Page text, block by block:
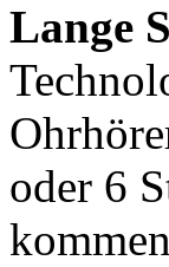
Lange
oder 6